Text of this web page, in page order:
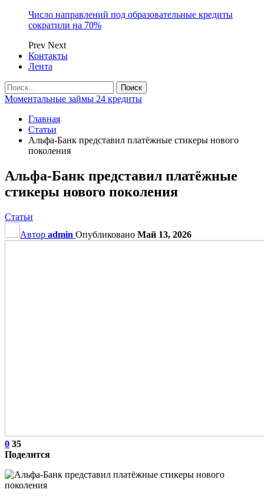
Число направлений под образовательные кредиты
сократили на 70%
Prev Next
Контакты
Лента
Моментальные займы 24 кредиты
Главная
Статьи
Альфа-Банк представил платёжные стикеры нового
поколения
Альфа-Банк представил платёжные
стикеры нового поколения
Статьи
Автор admin Опубликовано Май 13, 2026
0 35
Поделится